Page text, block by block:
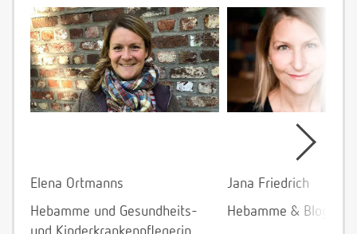
Elena Ortmanns
Hebamme und Gesundheits-
Jana Friedrich
Hebamme &